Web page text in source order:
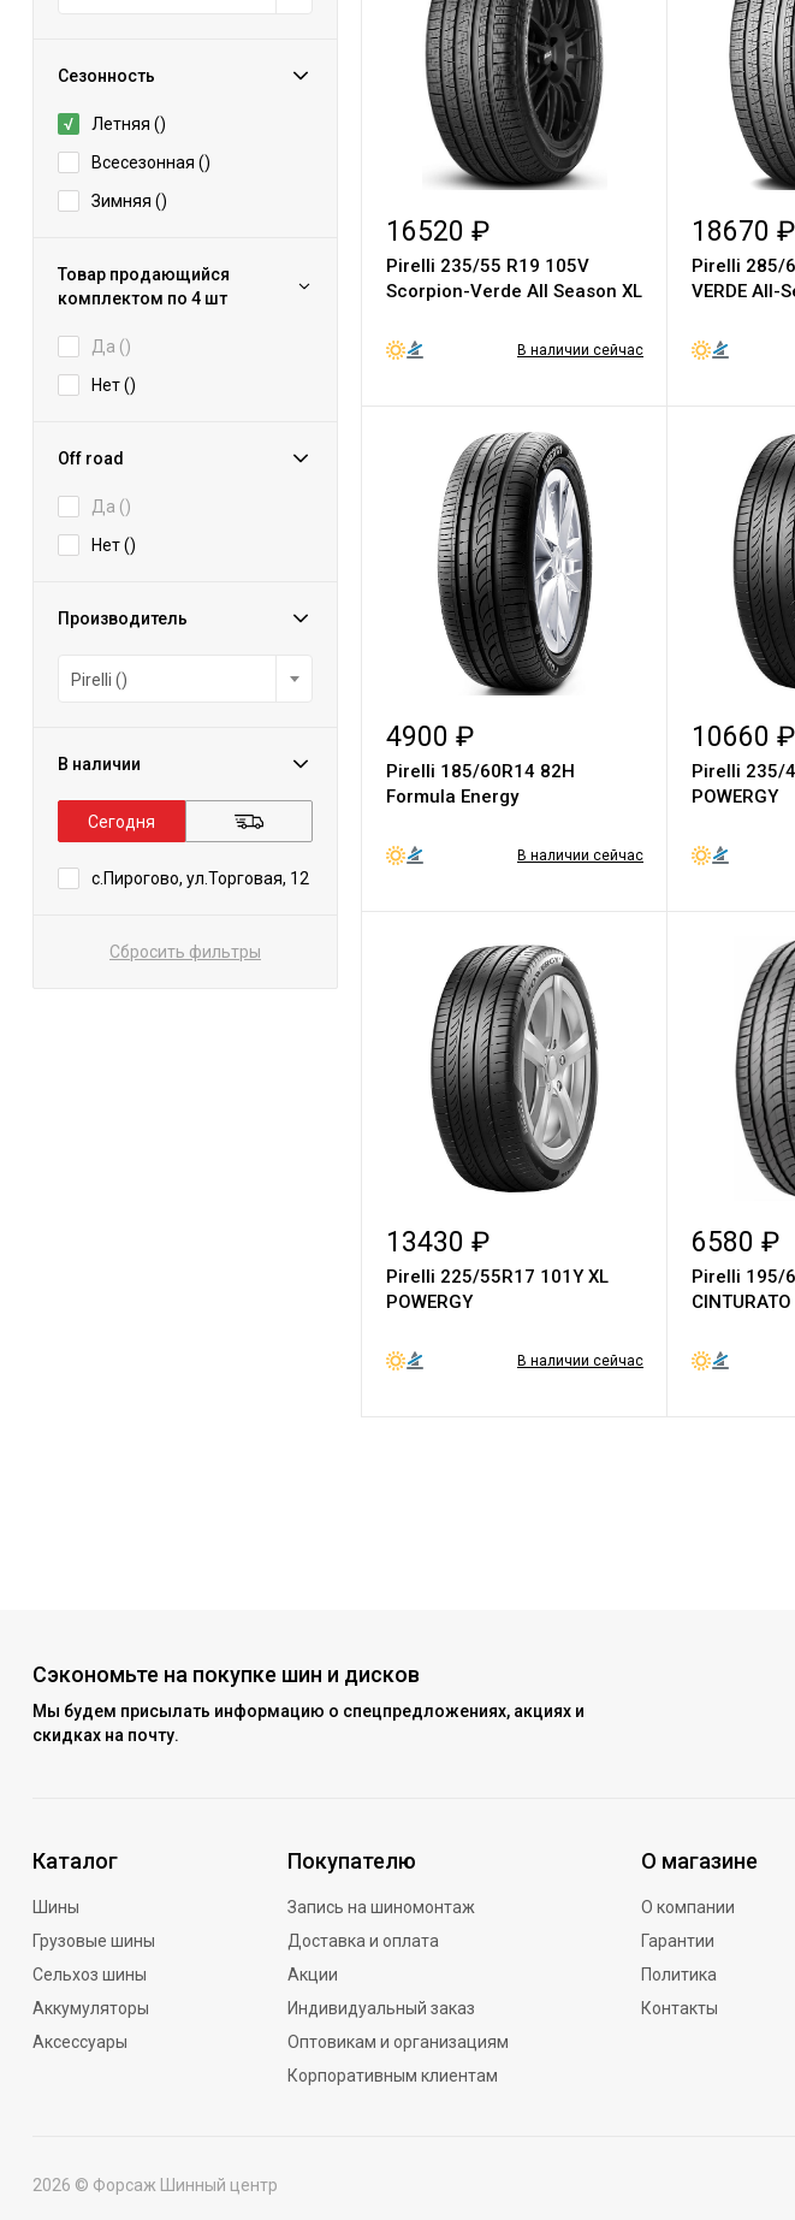
Сезонность
Летняя ()
Всесезонная ()
Зимняя ()
Товар продающийся
комплектом по 4 шт
Да ()
Нет ()
Off road
Да ()
Нет ()
Производитель
Pirelli ()
В наличии
Сегодня
с.Пирогово, ул.Торговая, 12
Сбросить фильтры
16520 ₽
Pirelli 235/55 R19 105V
Scorpion-Verde All Season XL
В наличии сейчас
18670 ₽
Pirelli 285/
VERDE All-
4900 ₽
Pirelli 185/60R14 82H
Formula Energy
В наличии сейчас
10660 ₽
Pirelli 235/
POWERGY
13430 ₽
Pirelli 225/55R17 101Y XL
POWERGY
В наличии сейчас
6580 ₽
Pirelli 195/
Сэкономьте на покупке шин и дисков
Мы будем присылать информацию о спецпредложениях, акциях и
скидках на почту.
Каталог
Шины
Грузовые шины
Сельхоз шины
Аккумуляторы
Аксессуары
Покупателю
Запись на шиномонтаж
Доставка и оплата
Акции
Индивидуальный заказ
Оптовикам и организациям
Корпоративным клиентам
О магазине
О компании
Гарантии
Политика
Контакты
2026 © Форсаж Шинный центр